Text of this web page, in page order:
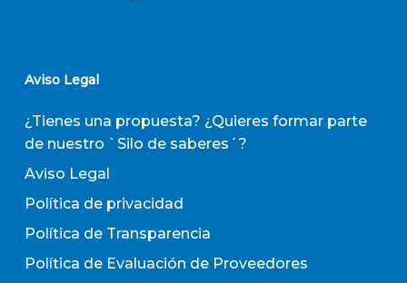
Aviso Legal
¿Tienes una propuesta? ¿Quieres formar parte
de nuestro `Silo de saberes´?
Aviso Legal
Política de privacidad
Política de Transparencia
Política de Evaluación de Proveedores